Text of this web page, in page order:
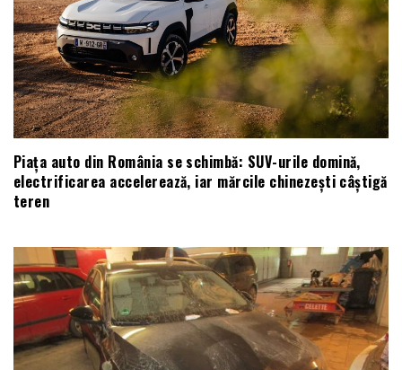
Piața auto din România se schimbă: SUV-urile domină,
electrificarea accelerează, iar mărcile chinezești câștigă
teren